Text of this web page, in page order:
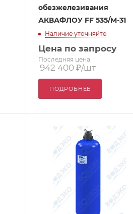
обезжелезивания
АКВАФЛОУ FF 535/М-31
Наличие уточняйте
Цена по запросу
Последняя цена
942 400 ₽/шт
ПОДРОБНЕЕ